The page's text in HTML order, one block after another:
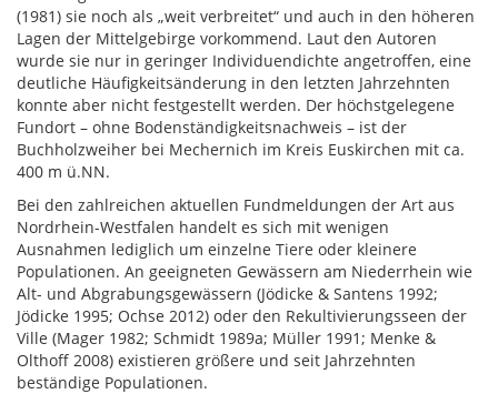
(1981) sie noch als „weit verbreitet“ und auch in den höheren
Lagen der Mittelgebirge vorkommend. Laut den Autoren
wurde sie nur in geringer Individuendichte angetroffen, eine
deutliche Häufigkeitsänderung in den letzten Jahrzehnten
konnte aber nicht festgestellt werden. Der höchstgelegene
Fundort – ohne Bodenständigkeitsnachweis – ist der
Buchholzweiher bei Mechernich im Kreis Euskirchen mit ca.
400 m ü.NN.
Bei den zahlreichen aktuellen Fundmeldungen der Art aus
Nordrhein-Westfalen handelt es sich mit wenigen
Ausnahmen lediglich um einzelne Tiere oder kleinere
Populationen. An geeigneten Gewässern am Niederrhein wie
Alt- und Abgrabungsgewässern (Jödicke & Santens 1992;
Jödicke 1995; Ochse 2012) oder den Rekultivierungsseen der
Ville (Mager 1982; Schmidt 1989a; Müller 1991; Menke &
Olthoff 2008) existieren größere und seit Jahrzehnten
beständige Populationen.